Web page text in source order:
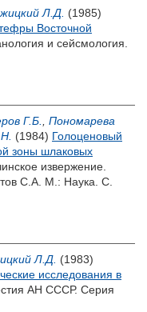
Л.Д. (1985)
Восточной
и сейсмология.
Г.Б.
Пономарева
(1984) Голоценовый
зоны шлаковых
извержение.
С.А. М.: Наука. С.
Л.Д. (1983)
исследования в
АН СССР. Серия